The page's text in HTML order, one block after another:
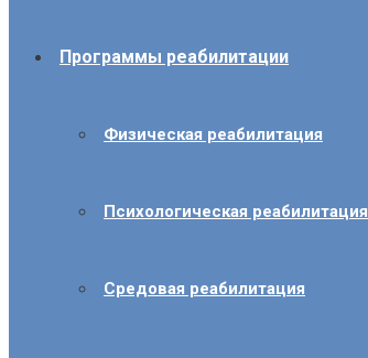
Программы реабилитации
Физическая реабилитация
Психологическая реабилитация
Средовая реабилитация